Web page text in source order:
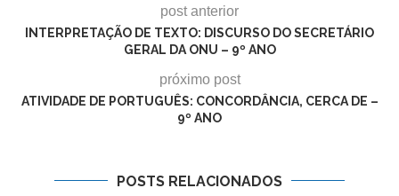
post anterior
INTERPRETAÇÃO DE TEXTO: DISCURSO DO SECRETÁRIO
GERAL DA ONU – 9º ANO
próximo post
ATIVIDADE DE PORTUGUÊS: CONCORDÂNCIA, CERCA DE –
9º ANO
POSTS RELACIONADOS